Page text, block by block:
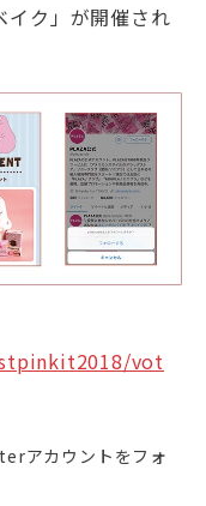
イク」が開催され
vot
アカウントをフォ